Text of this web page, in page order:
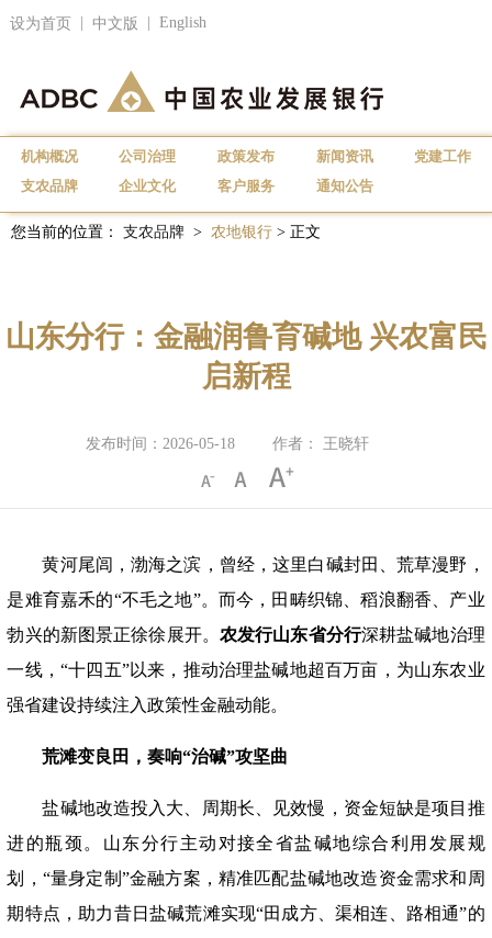
设为首页 中文版 English
机构概况 公司治理 政策发布 新闻资讯
党建工作
支农品牌
企业文化 客户服务 通知公告
您当前的位置： 支农品牌 > 农地银行 > 正文
山东分行：金融润鲁育碱地 兴农富民
启新程
发布时间：2026-05-18 作者： 王晓轩
黄河尾闾，渤海之滨，曾经，这里白碱封田、荒草漫野，
是难育嘉禾的“不毛之地”。而今，田畴织锦、稻浪翻香、产业
勃兴的新图景正徐徐展开。 农发行山东省分行深耕盐碱地治理
一线， “十四五”以来，推动治理盐碱地超百万亩，为山东农业
强省建设持续注入政策性金融动能。
荒滩变良田，奏响“治碱”攻坚曲
盐碱地改造投入大、周期长、见效慢，资金短缺是项目推
进的瓶颈。山东分行主动对接全省盐碱地综合利用发展规
划， “量身定制”金融方案，精准匹配盐碱地改造资金需求和周
期特点，助力昔日盐碱荒滩实现“田成方、渠相连、路相通”的